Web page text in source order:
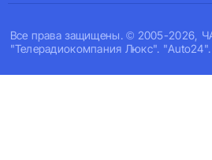
Все права защищены. © 2005-2026,
"Телерадиокомпания Люкс". "Auto24".